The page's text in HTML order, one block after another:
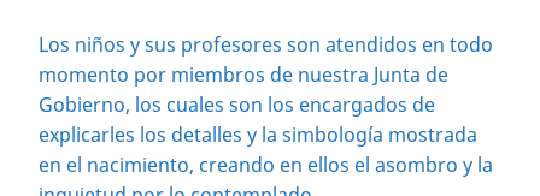
Los niños y sus profesores son atendidos en todo
momento por miembros de nuestra Junta de
Gobierno, los cuales son los encargados de
explicarles los detalles y la simbología mostrada
en el nacimiento, creando en ellos el asombro y la